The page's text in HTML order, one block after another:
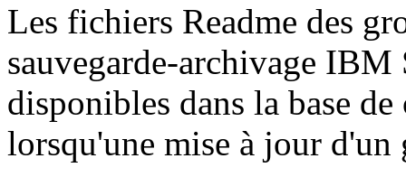
Les fichiers Readme des
sauvegarde-archivage IBM
disponibles dans la base
lorsqu'une mise à jour